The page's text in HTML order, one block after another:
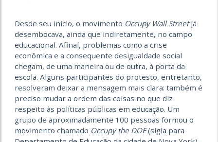
Desde seu início, o movimento Occupy Wall Streetjá
desembocava, ainda que indiretamente, no campo
educacional. Afinal, problemas como a crise
econômica e a consequente desigualdade social
chegam, de uma maneira ou de outra, à porta da
escola. Alguns participantes do protesto, entretanto,
resolveram deixar a mensagem mais clara: também é
preciso mudar a ordem das coisas no que diz
respeito às políticas públicas em educação. Um
grupo de aproximadamente 100 pessoas formou o
movimento chamado Occupy the DOE(sigla para